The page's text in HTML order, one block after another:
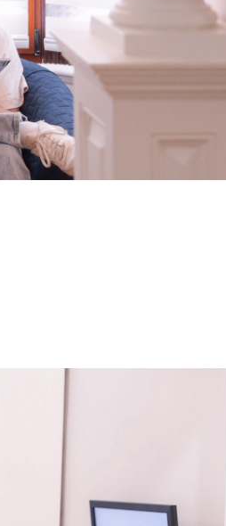
Alopécie)
Rajeunissement des mains